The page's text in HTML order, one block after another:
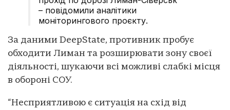
– повідомили аналітики
моніторингового проєкту.
За даними DeepState, противник пробує
обходити Лиман та розширювати зону своєї
діяльності, шукаючи всі можливі слабкі місця
в обороні СОУ.
“Несприятливою є ситуація на схід від